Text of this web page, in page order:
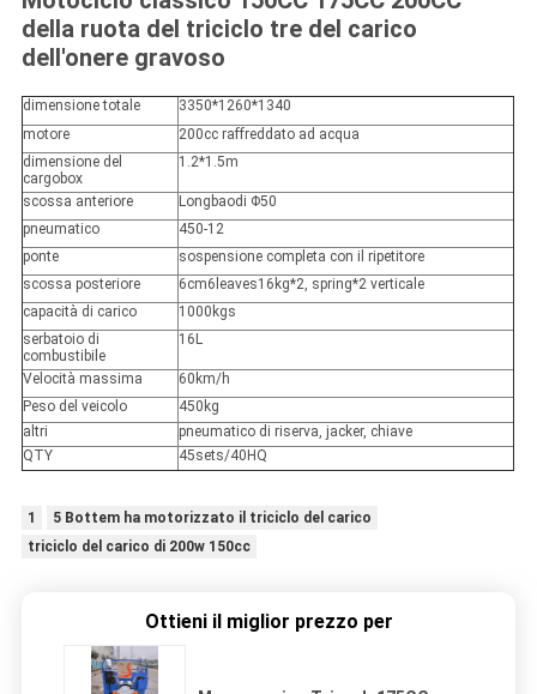
della ruota del triciclo tre del carico
dell'onere gravoso
dimensione totale
3350*1260*1340
motore
200cc raffreddato ad acqua
dimensione del
cargobox
1.2*1.5m
scossa anteriore
Longbaodi Φ50
pneumatico
450-12
ponte
sospensione completa con il ripetitore
scossa posteriore
6cm6leaves16kg*2, spring*2 verticale
capacità di carico
1000kgs
serbatoio di
combustibile
16L
Velocità massima
60km/h
Peso del veicolo
450kg
altri
pneumatico di riserva, jacker, chiave
QTY
45sets/40HQ
1
5 Bottem ha motorizzato il triciclo del carico
triciclo del carico di 200w 150cc
Ottieni il miglior prezzo per